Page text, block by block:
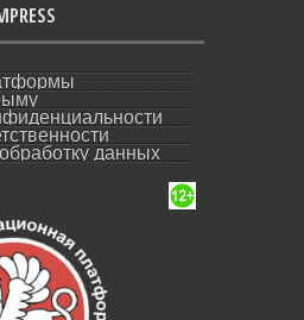
данных